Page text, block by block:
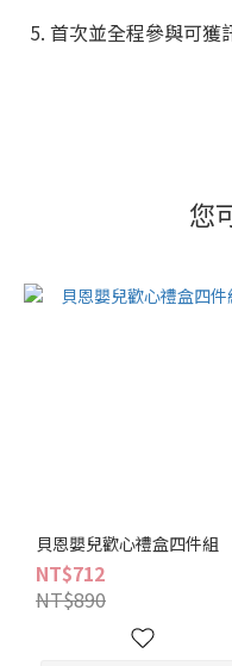
5. 首次並全程參與可獲
您
貝恩嬰兒歡心禮盒四件組
NT$712
NT$890